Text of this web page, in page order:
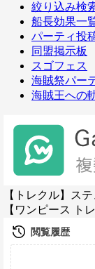
絞り込み検
船長効果一
パーティ投
同盟掲示板
スゴフェス
海賊祭パー
海賊王への
【トレクル】ス
【ワンピース ト